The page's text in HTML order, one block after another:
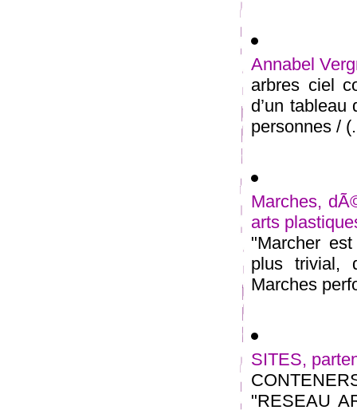
Annabel
arbres ciel
d’un
personnes /
Marches,
arts
"Marcher
plus trivial,
Marches
SITES,
"RESEAU